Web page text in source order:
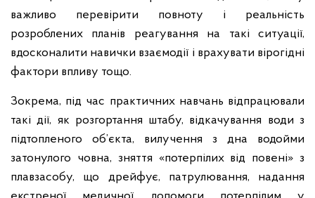
важливо перевірити повноту і реальність
розроблених планів реагування на такі ситуації,
вдосконалити навички взаємодії і врахувати вірогідні
фактори впливу тощо.
Зокрема, під час практичних навчань відпрацювали
такі дії, як розгортання штабу, відкачування води з
підтопленого об’єкта, вилучення з дна водойми
затонулого човна, зняття «потерпілих від повені» з
плавзасобу, що дрейфує, патрулювання, надання